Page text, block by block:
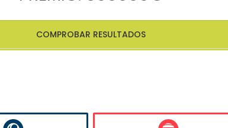
COMPROBAR RESULTADOS